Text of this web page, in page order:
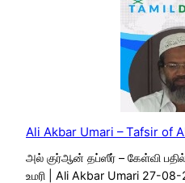
Ali Akbar Umari – Tafsir of
அல் குர்ஆன் தப்ஸீர் – கேள்வி
உமரி | Ali Akbar Umari 27-